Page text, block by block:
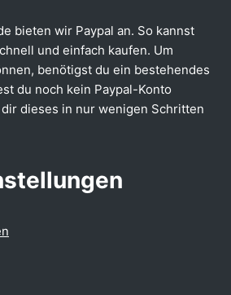
bieten wir Paypal an. So kannst
und einfach kaufen. Um
benötigst du ein bestehendes
du noch kein Paypal-Konto
dieses in nur wenigen Schritten